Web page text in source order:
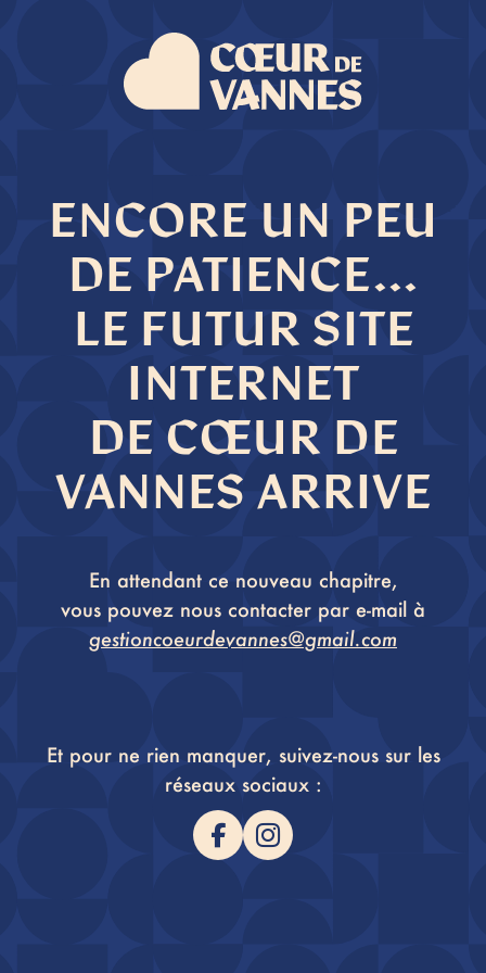
ENCORE UN PEU
DE PATIENCE...
LE FUTUR SITE
INTERNET
DE CŒUR DE
VANNES ARRIVE
En attendant ce nouveau chapitre,
vous pouvez nous contacter par e-mail à
gestioncoeurdevannes@gmail.com
Et pour ne rien manquer, suivez-nous sur les
réseaux sociaux :